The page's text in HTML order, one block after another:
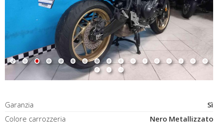
Garanzia
Sì
Colore carrozzeria
Nero Metallizzato